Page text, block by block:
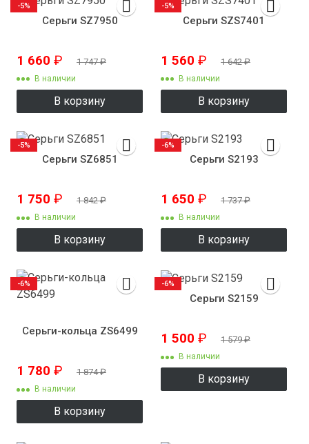
Серьги SZ7950
1 660 ₽ 1 747₽
В наличии
В корзину
-5%
Серьги SZS7401
1 560 ₽ 1 642₽
В наличии
В корзину
-5%
Серьги SZ6851
1 750 ₽ 1 842₽
В наличии
В корзину
-5%
Серьги S2193
1 650 ₽ 1 737₽
В наличии
В корзину
-6%
Серьги-кольца ZS6499
1 780 ₽ 1 874₽
В наличии
В корзину
-6%
Серьги S2159
1 500 ₽ 1 579₽
В наличии
В корзину
-6%